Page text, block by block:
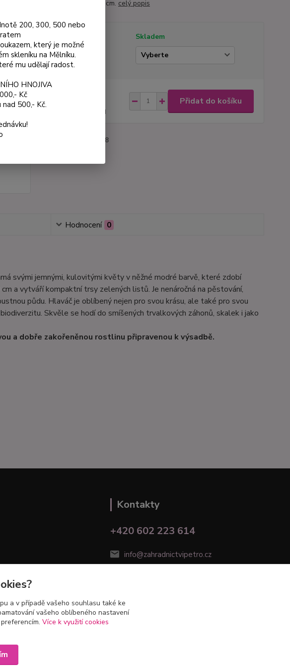
v květináči 9×9×10 cm. celý popis
Skladem
Varianta
bez DPH
Přidat do košíku
3018
Hodnocení 0
svými jemnými, kulovitými květy v něžné modré barvě, které zdobí
a vytváří kompaktní trsy zelených listů. Je nenáročná na pěstování,
půdu. Hlaváč je oblíbený nejen pro svou krásu, ale také pro svou
Skvěle se hodí do smíšených trvalkových záhonů, skalek i jako
a dobře zakořeněnou rostlinu připravenou k výsadbě.
Kontakty
+420 602 223 614
info@zahradnictvipetro.cz
200, 300, 500 nebo
který je možné
skleníku na Mělníku.
mu udělají radost.
HNOJIVA
Kč
500,- Kč.
a v případě vašeho souhlasu také ke
vašeho oblíbeného nastavení
Více k využití cookies